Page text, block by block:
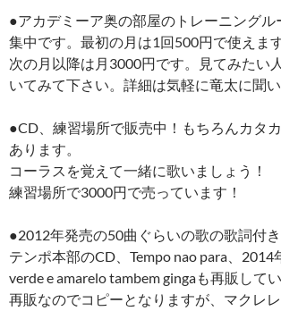
●アカデミーア奥の部屋のトレーニングル
集中です。最初の月は1回500円で使えます
次の月以降は月3000円です。見てみたい
いてみて下さい。詳細は気軽に竜太に聞い
●CD、練習場所で販売中！もちろんカタ
あります。
コーラスを覚えて一緒に歌いましょう！
練習場所で3000円で売っています！
●2012年発売の50曲ぐらいの歌の歌詞付
テンポ本部のCD、Tempo nao para、
verde e amarelo tambem gingaも再販してい
再販なのでコピーとなりますが、マクレ